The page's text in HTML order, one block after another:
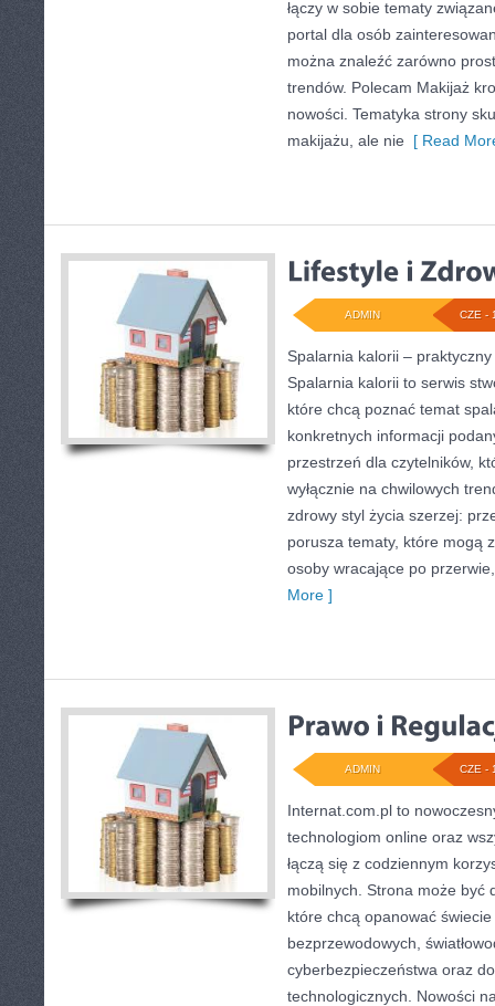
łączy w sobie tematy
portal dla osób
można znaleźć zarówno
trendów. Polecam Makijaż
nowości. Tematyka strony
makijażu, ale nie [ Read
CZE -
ADMIN
Spalarnia kalorii –
Spalarnia kalorii to serwis
które chcą poznać temat
konkretnych informacji
przestrzeń dla czytelników,
wyłącznie na chwilowych
zdrowy styl życia szerzej:
porusza tematy, które mogą
osoby wracające po
More ]
CZE -
ADMIN
Internat.com.pl to
technologiom online oraz
łączą się z codziennym
mobilnych. Strona może być
które chcą opanować
bezprzewodowych,
cyberbezpieczeństwa oraz
technologicznych. Nowości